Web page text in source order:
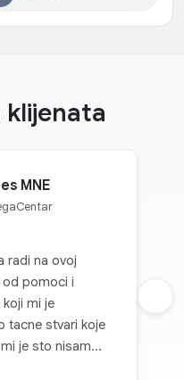
MNE
radi na ovoj
od pomoci i
mi je
tacne stvari koje
je sto nisam